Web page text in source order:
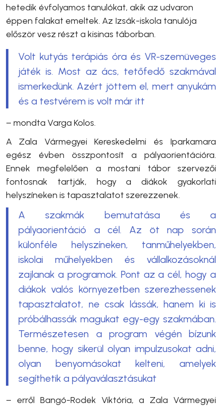
hetedik évfolyamos tanulókat, akik az udvaron
éppen falakat emeltek. Az Izsák-iskola tanulója
először vesz részt a kisinas táborban.
Volt kutyás terápiás óra és VR-szemüveges
játék is. Most az ács, tetőfedő szakmával
ismerkedünk. Azért jöttem el, mert anyukám
és a testvérem is volt már itt
– mondta Varga Kolos.
A Zala Vármegyei Kereskedelmi és Iparkamara
egész évben összpontosít a pályaorientációra.
Ennek megfelelően a mostani tábor szervezői
fontosnak tartják, hogy a diákok gyakorlati
helyszíneken is tapasztalatot szerezzenek.
A szakmák bemutatása és a
pályaorientáció a cél. Az öt nap során
különféle helyszíneken, tanműhelyekben,
iskolai műhelyekben és vállalkozásoknál
zajlanak a programok. Pont az a cél, hogy a
diákok valós környezetben szerezhessenek
tapasztalatot, ne csak lássák, hanem ki is
próbálhassák magukat egy-egy szakmában.
Természetesen a program végén bízunk
benne, hogy sikerül olyan impulzusokat adni,
olyan benyomásokat kelteni, amelyek
segíthetik a pályaválasztásukat
– erről Bangó-Rodek Viktória, a Zala Vármegyei